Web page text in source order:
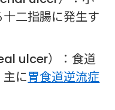
二指腸に発生す
ulcer）：食道
に胃食道逆流症